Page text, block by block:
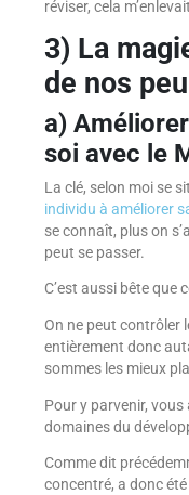
réviser, cela
3) La
de nos
a)
soi avec le
La clé, selon moi se
individu à améliorer
se connaît, plus on
peut se passer.
C’est aussi bête que
On ne peut contrôler
entièrement donc
sommes les mieux
Pour y parvenir,
domaines du
Comme dit
concentré, a donc